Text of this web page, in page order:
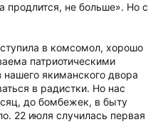
продлится, не больше». Но с
в комсомол, хорошо
патриотическими
якиманского двора
в радистки. Но нас
до бомбежек, в быту
22 июля случилась первая